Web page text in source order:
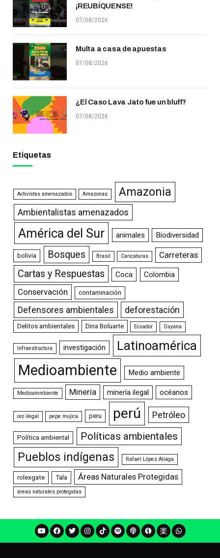
¡REUBÍQUENSE!
07/08/2026
Multa a casa de apuestas
07/08/2026
¿El Caso Lava Jato fue un bluff?
07/08/2026
Etiquetas
Activistas amenazados Amazonas Amazonia
Ambientalistas amenazados
América del Sur animales Biodiversidad
bolivia Bosques Brasil Caricaturas Carreteras
Cartas y Respuestas Coca Colombia
Conservación contaminación
Defensores ambientales deforestación
Delitos ambientales Dina Boluarte Ecuador Guyana
Infraestructura investigación Latinoamérica
Medioambiente Medio ambiente
Medioammbiente Minería minería ilegal océanos
oro ilegal pepe mujica peru perú Petróleo
Política ambiental Políticas ambientales
Pueblos indígenas Rafael López Aliaga
rolexgate Tala Áreas Naturales Protegidas
áreas naturales protegidas